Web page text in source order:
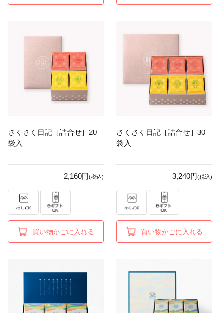
さくさく日記［詰合せ］20
袋入
2,160円(税込)
買い物かごに入れる
さくさく日記［詰合せ］30
袋入
3,240円(税込)
買い物かごに入れる